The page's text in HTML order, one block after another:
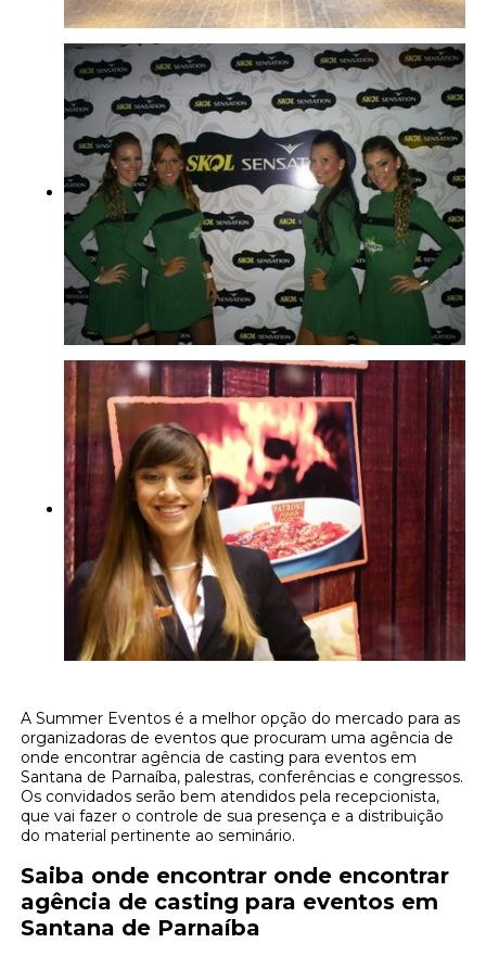
A Summer Eventos é a melhor opção do mercado para as
organizadoras de eventos que procuram uma agência de
onde encontrar agência de casting para eventos em
Santana de Parnaíba, palestras, conferências e congressos.
Os convidados serão bem atendidos pela recepcionista,
que vai fazer o controle de sua presença e a distribuição
do material pertinente ao seminário.
Saiba onde encontrar onde encontrar
agência de casting para eventos em
Santana de Parnaíba